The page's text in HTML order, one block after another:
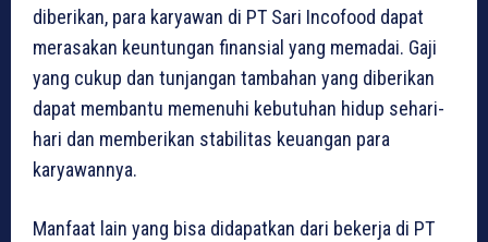
diberikan, para karyawan di PT Sari Incofood dapat
merasakan keuntungan finansial yang memadai. Gaji
yang cukup dan tunjangan tambahan yang diberikan
dapat membantu memenuhi kebutuhan hidup sehari-
hari dan memberikan stabilitas keuangan para
karyawannya.
Manfaat lain yang bisa didapatkan dari bekerja di PT